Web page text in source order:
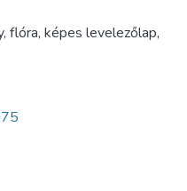
, flóra, képes levelezőlap,